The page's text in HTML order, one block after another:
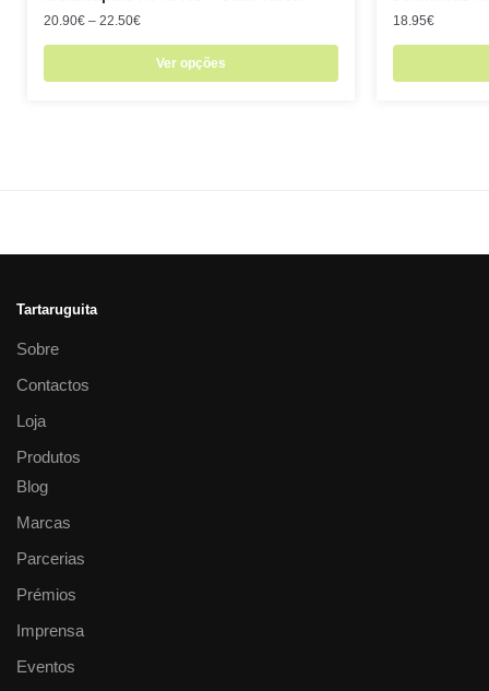
20.90€ – 22.50€
Ver opções
18.95€
Tartaruguita
Sobre
Contactos
Loja
Produtos
Blog
Marcas
Parcerias
Prémios
Imprensa
Eventos